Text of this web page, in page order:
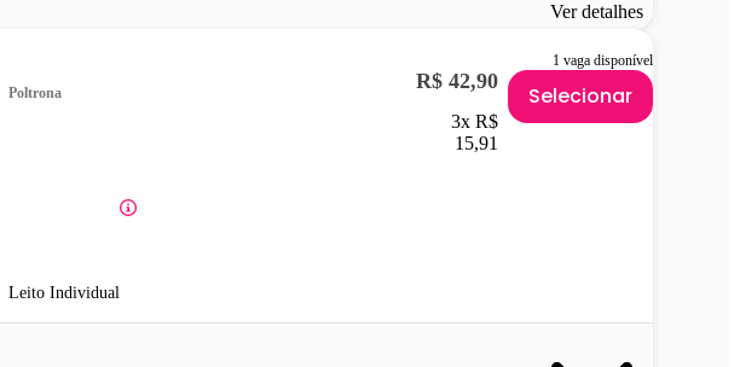
Ver detalhes
1 vaga disponível
Poltrona
Leito Individual
R$ 42,90
3x R$
15,91
Selecionar